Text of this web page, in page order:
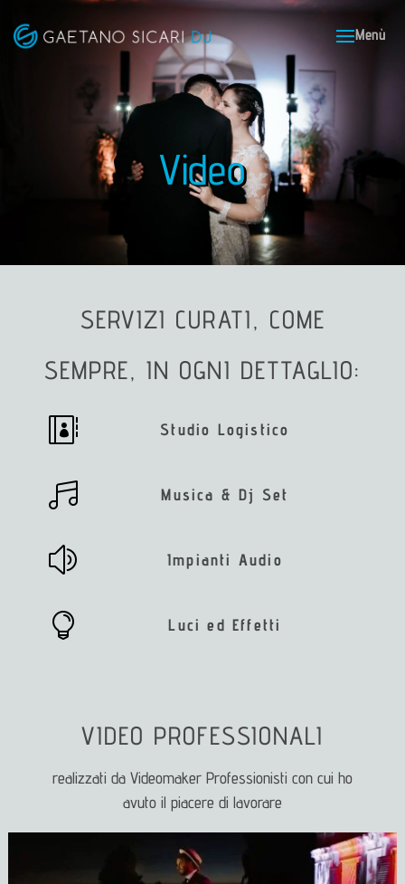
Video
Video Matrimonio Video Gallery Video Firenze Toscana
Matrimonio Dj FIrenze Toscana Italia Matrimonio
SERVIZI CURATI, COME
SEMPRE, IN OGNI DETTAGLIO:
 Studio Logistico
 Musica & Dj Set
z Impianti Audio
 Luci ed Effetti
VIDEO PROFESSIONALI
realizzati da Videomaker Professionisti con cui ho
avuto il piacere di lavorare